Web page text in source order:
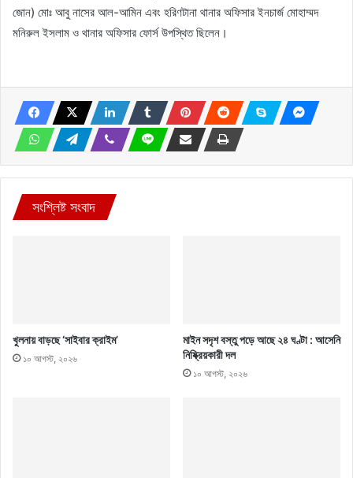
জোন) মোঃ আবু নাসের আল-আমিন এবং হরিণটানা থানার অফিসার ইনচার্জ মোহাম্মদ
মনিরুল ইসলাম ও থানার অফিসার ফোর্স উপস্থিত ছিলেন।
সংশ্লিষ্ট সংবাদ
খুলনায় বাড়ছে ‘সাইবার ক্রাইম’
১০ আগস্ট, ২০২৬
মাইন সদৃশ বস্তু পড়ে আছে ২৪ ঘণ্টা : আসেনি
নিষ্ক্রিয়কারী দল
১০ আগস্ট, ২০২৬